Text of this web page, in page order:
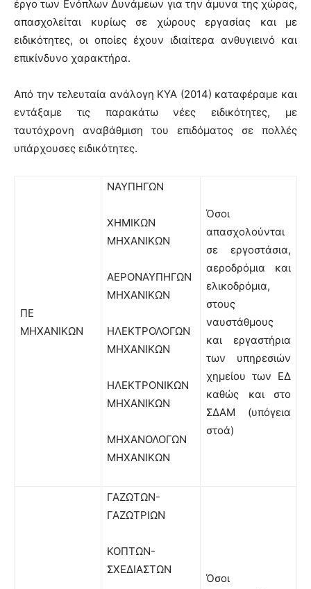
έργο των Ενόπλων Δυνάμεων για την άμυνα της χώρας,
απασχολείται κυρίως σε χώρους εργασίας και με
ειδικότητες, οι οποίες έχουν ιδιαίτερα ανθυγιεινό και
επικίνδυνο χαρακτήρα.
Από την τελευταία ανάλογη ΚΥΑ (2014) καταφέραμε και
εντάξαμε τις παρακάτω νέες ειδικότητες, με
ταυτόχρονη αναβάθμιση του επιδόματος σε πολλές
υπάρχουσες ειδικότητες.
ΠΕ
ΜΗΧΑΝΙΚΩΝ
ΝΑΥΠΗΓΩΝ
ΧΗΜΙΚΩΝ
ΜΗΧΑΝΙΚΩΝ
ΑΕΡΟΝΑΥΠΗΓΩΝ
ΜΗΧΑΝΙΚΩΝ
ΗΛΕΚΤΡΟΛΟΓΩΝ
ΜΗΧΑΝΙΚΩΝ
ΗΛΕΚΤΡΟΝΙΚΩΝ
ΜΗΧΑΝΙΚΩΝ
ΜΗΧΑΝΟΛΟΓΩΝ
ΜΗΧΑΝΙΚΩΝ
Όσοι
απασχολούνται
σε εργοστάσια,
αεροδρόμια και
ελικοδρόμια,
στους
ναυστάθμους
και εργαστήρια
των υπηρεσιών
χημείου των ΕΔ
καθώς και στο
ΣΔΑΜ (υπόγεια
στοά)
ΓΑΖΩΤΩΝ-
ΓΑΖΩΤΡΙΩΝ
ΚΟΠΤΩΝ-
ΣΧΕΔΙΑΣΤΩΝ
Όσοι